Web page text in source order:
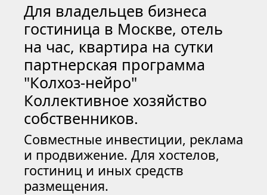
Для владельцев бизнеса
гостиница в Москве, отель
на час, квартира на сутки
партнерская программа
"Колхоз-нейро"
Коллективное хозяйство
собственников.
Совместные инвестиции, реклама
и продвижение. Для хостелов,
гостиниц и иных средств
размещения.